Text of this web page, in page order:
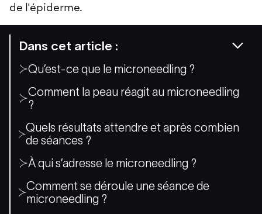
Dans cet article :
Qu’est-ce que le microneedling ?
Comment la peau réagit au microneedling
?
Quels résultats attendre et après combien
de séances ?
À qui s’adresse le microneedling ?
Comment se déroule une séance de
microneedling ?
de l'épiderme.